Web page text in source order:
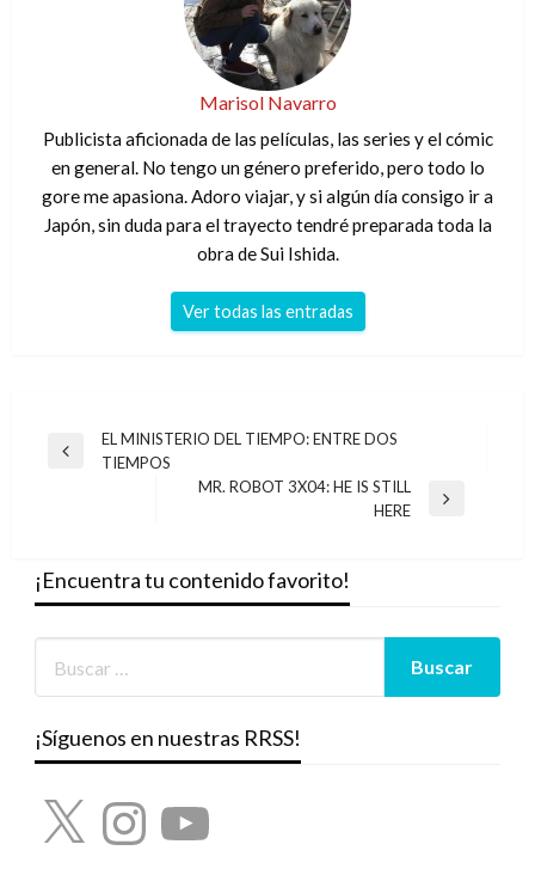
Marisol Navarro
Publicista aficionada de las películas, las series y el cómic
en general. No tengo un género preferido, pero todo lo
gore me apasiona. Adoro viajar, y si algún día consigo ir a
Japón, sin duda para el trayecto tendré preparada toda la
obra de Sui Ishida.
Ver todas las entradas
Navegación
Entrada
EL MINISTERIO DEL TIEMPO: ENTRE DOS
TIEMPOS
MR. ROBOT 3X04: HE IS STILL
HERE
¡Encuentra tu contenido favorito!
¡Síguenos en nuestras RRSS!
X InstagramYouTube